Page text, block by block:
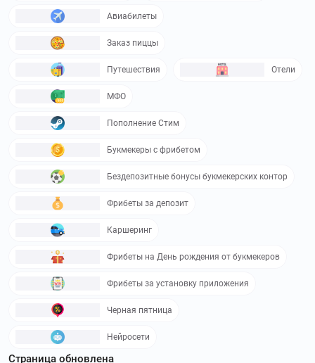
Авиабилеты
Заказ пиццы
Путешествия Отели
МФО
Пополнение Стим
Букмекеры с фрибетом
Бездепозитные бонусы букмекерских контор
Фрибеты за депозит
Каршеринг
Фрибеты на День рождения от букмекеров
Фрибеты за установку приложения
Черная пятница
Нейросети
Страница обновлена